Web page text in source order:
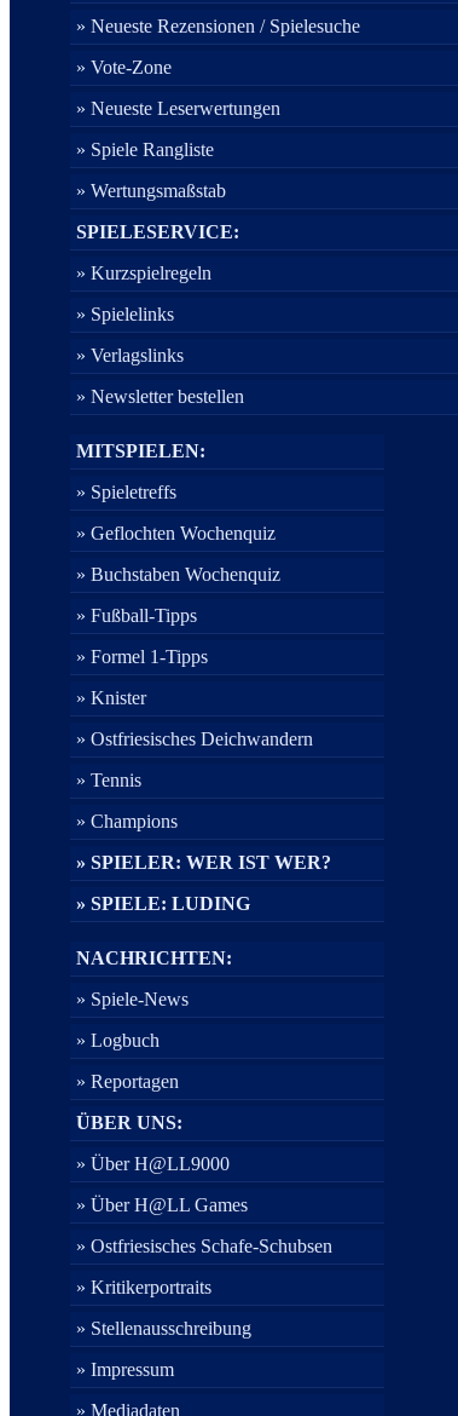
» Neueste Rezensionen / Spielesuche
» Vote-Zone
» Neueste Leserwertungen
» Spiele Rangliste
» Wertungsmaßstab
SPIELESERVICE:
» Kurzspielregeln
» Spielelinks
» Verlagslinks
» Newsletter bestellen
MITSPIELEN:
» Spieletreffs
» Geflochten Wochenquiz
» Buchstaben Wochenquiz
» Fußball-Tipps
» Formel 1-Tipps
» Knister
» Ostfriesisches Deichwandern
» Tennis
» Champions
» SPIELER: WER IST WER?
» SPIELE: LUDING
NACHRICHTEN:
» Spiele-News
» Logbuch
» Reportagen
ÜBER UNS:
» Über H@LL9000
» Über H@LL Games
» Ostfriesisches Schafe-Schubsen
» Kritikerportraits
» Stellenausschreibung
» Impressum
» Mediadaten